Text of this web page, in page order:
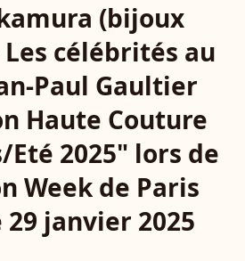
(bijoux
Les célébrités au
Paul Gaultier
Haute Couture
2025" lors de
Week de Paris
29 janvier 2025